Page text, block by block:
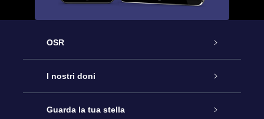
OSR
Assistenza
Contattaci
I nostri doni
Online Star Gift
Guarda la tua stella